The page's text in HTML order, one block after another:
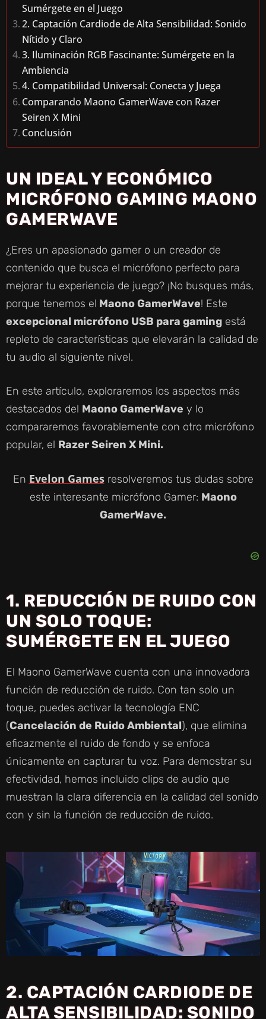
Sumérgete en el Juego
2. Captación Cardiode de Alta Sensibilidad: Sonido
Nítido y Claro
3. Iluminación RGB Fascinante: Sumérgete en la
Ambiencia
4. Compatibilidad Universal: Conecta y Juega
Comparando Maono GamerWave con Razer
Seiren X Mini
Conclusión
UN IDEAL Y ECONÓMICO
MICRÓFONO GAMING MAONO
GAMERWAVE
¿Eres un apasionado gamer o un creador de
contenido que busca el micrófono perfecto para
mejorar tu experiencia de juego? ¡No busques más,
porque tenemos el Maono GamerWave! Este
excepcional micrófono USB para gaming está
repleto de características que elevarán la calidad de
tu audio al siguiente nivel.
En este artículo, exploraremos los aspectos más
destacados del Maono GamerWave y lo
compararemos favorablemente con otro micrófono
popular, el Razer Seiren X Mini.
En Evelon Gamesresolveremos tus dudas sobre
este interesante micrófono Gamer: Maono
GamerWave.
1. REDUCCIÓN DE RUIDO CON
UN SOLO TOQUE:
SUMÉRGETE EN EL JUEGO
El Maono GamerWave cuenta con una innovadora
función de reducción de ruido. Con tan solo un
toque, puedes activar la tecnología ENC
(Cancelación de Ruido Ambiental), que elimina
eficazmente el ruido de fondo y se enfoca
únicamente en capturar tu voz. Para demostrar su
efectividad, hemos incluido clips de audio que
muestran la clara diferencia en la calidad del sonido
con y sin la función de reducción de ruido.
2. CAPTACIÓN CARDIODE DE
ALTA SENSIBILIDAD: SONIDO